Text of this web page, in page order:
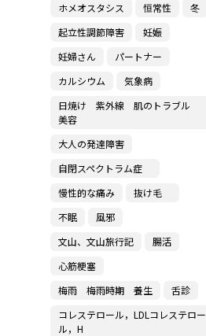
ホメオスタシス
恒常性
冬
起立性調節障害
妊娠
妊婦さん
パートナー
カルシウム
気象病
日焼け 紫外線 肌のトラブル
美容
大人の発達障害
自閉スペクトラム症
慢性的な痛み
抜け毛
不眠
風邪
文山、文山旅行記
腸活
心筋梗塞
梅雨 梅雨時期 養生
舌診
コレステロール，LDLコレステロー
ル，H